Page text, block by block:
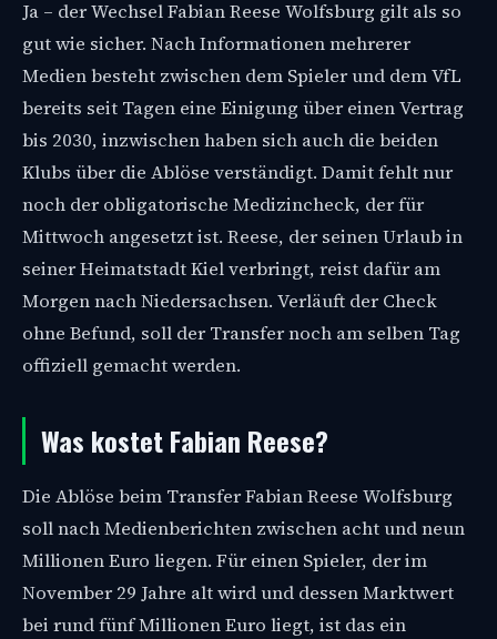
Ja – der Wechsel Fabian Reese Wolfsburg gilt als so
gut wie sicher. Nach Informationen mehrerer
Medien besteht zwischen dem Spieler und dem VfL
bereits seit Tagen eine Einigung über einen Vertrag
bis 2030, inzwischen haben sich auch die beiden
Klubs über die Ablöse verständigt. Damit fehlt nur
noch der obligatorische Medizincheck, der für
Mittwoch angesetzt ist. Reese, der seinen Urlaub in
seiner Heimatstadt Kiel verbringt, reist dafür am
Morgen nach Niedersachsen. Verläuft der Check
ohne Befund, soll der Transfer noch am selben Tag
offiziell gemacht werden.
Was kostet Fabian Reese?
Die Ablöse beim Transfer Fabian Reese Wolfsburg
soll nach Medienberichten zwischen acht und neun
Millionen Euro liegen. Für einen Spieler, der im
November 29 Jahre alt wird und dessen Marktwert
bei rund fünf Millionen Euro liegt, ist das ein